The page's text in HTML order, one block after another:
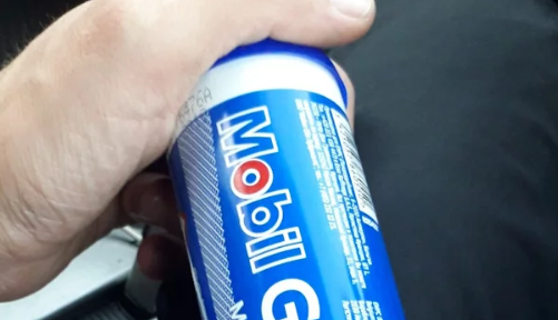
Найти: